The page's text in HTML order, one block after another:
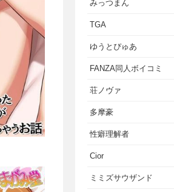
みっつまん
TGA
ゆうとぴゅあ
FANZA同人ボイコミ
荘ノヴァ
多摩豪
性癖理解者
Cior
ミミズサウザンド